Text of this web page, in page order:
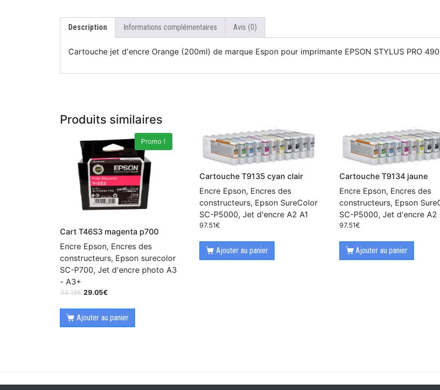
Description Informations complémentaires Avis (0)
Cartouche jet d'encre Orange (200ml) de marque Espon pour imprimante EPSON STYLUS PRO
Produits similaires
Promo !
Cart T46S3 magenta p700
Encre Epson, Encres des
constructeurs, Epson surecolor
SC-P700, Jet d'encre photo A3
- A3+
34.18€ 29.05€
Ajouter au panier
Cartouche T9135 cyan clair
Encre Epson, Encres des
constructeurs, Epson SureColor
SC-P5000, Jet d'encre A2 A1
97.51€
Ajouter au panier
Cartouche T9134 jaune
Encre Epson, Encres des
constructeurs, Epson
SC-P5000, Jet d'encre A2
97.51€
Ajouter au panier